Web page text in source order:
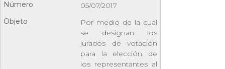
05/07/2017
Por medio de la cual
se designan los
jurados de votación
para la elección de
los representantes al